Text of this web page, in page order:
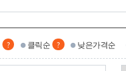
? 클릭순 ? 낮은가격순